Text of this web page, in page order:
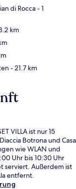
di Rocca- 1
km
- 21.7 km
VILLA ist nur 15
Botrona und Casa
wie WLAN und
Uhr bis 10:30 Uhr
serviert. Außerdem ist
entfernt.